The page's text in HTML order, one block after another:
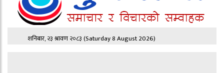
शनिबार, २३ श्रावण २०८३(Saturday 8 August 2026)